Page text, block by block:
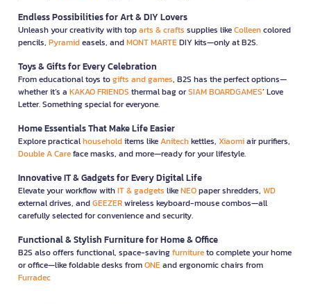
Endless Possibilities for Art & DIY Lovers
Unleash your creativity with toparts & crafts supplies likeColleencolored
pencils, Pyramideasels, andMONT MARTEDIY kits—only at B2S.
Toys & Gifts for Every Celebration
From educational toys togifts and games, B2S has the perfect options—
whether it’s a KAKAO FRIENDS thermal bag orSIAM BOARDGAMES’ Love
Letter. Something special for everyone.
Home Essentials That Make Life Easier
Explore practicalhouseholditems likeAnitechkettles, Xiaomiair purifiers,
Double A Careface masks, and more—ready for your lifestyle.
Innovative IT & Gadgets for Every Digital Life
Elevate your workflow withIT & gadgets likeNEOpaper shredders, WD
external drives, andGEEZERwireless keyboard-mouse combos—all
carefully selected for convenience and security.
Functional & Stylish Furniture for Home & Office
B2S also offers functional, space-savingfurnitureto complete your home
or office—like foldable desks fromONEand ergonomic chairs from
Furradec